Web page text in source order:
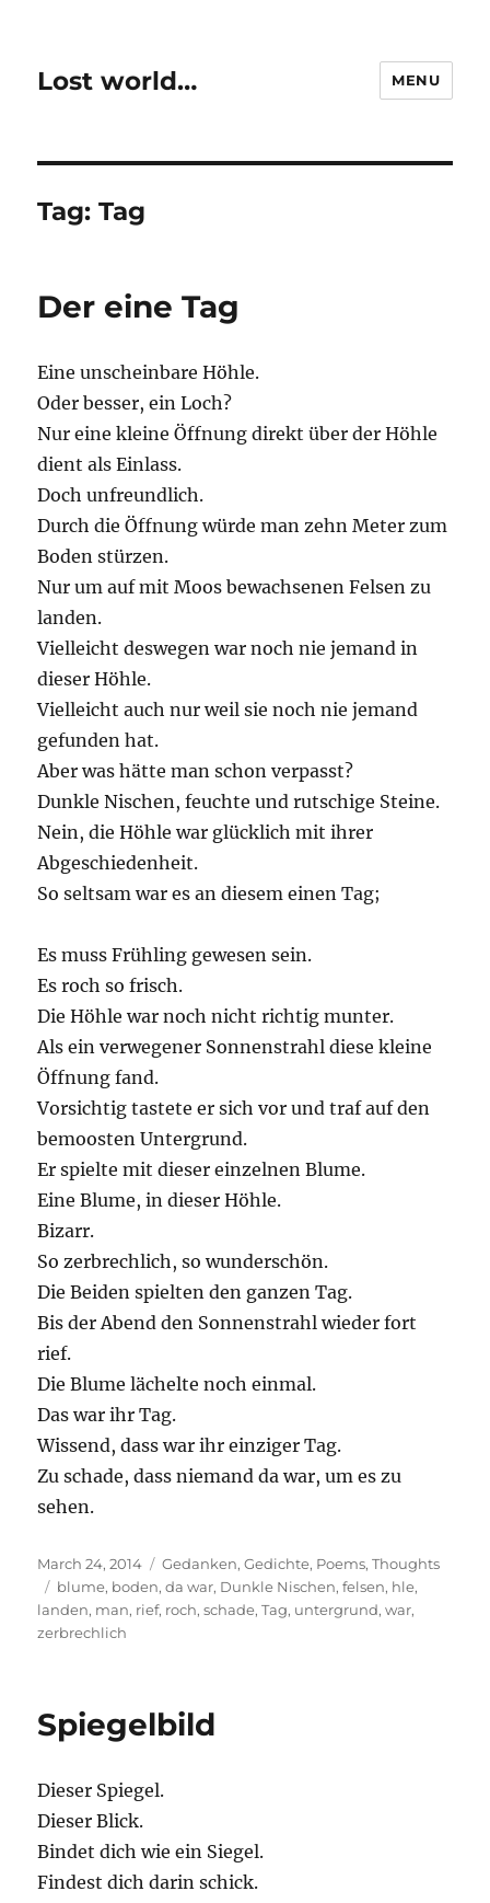
Lost world… MENU
Tag:Tag
Der eine Tag
Eine unscheinbare Höhle.
Oder besser, ein Loch?
Nur eine kleine Öffnung direkt über der Höhle
dient als Einlass.
Doch unfreundlich.
Durch die Öffnung würde man zehn Meter zum
Boden stürzen.
Nur um auf mit Moos bewachsenen Felsen zu
landen.
Vielleicht deswegen war noch nie jemand in
dieser Höhle.
Vielleicht auch nur weil sie noch nie jemand
gefunden hat.
Aber was hätte man schon verpasst?
Dunkle Nischen, feuchte und rutschige Steine.
Nein, die Höhle war glücklich mit ihrer
Abgeschiedenheit.
So seltsam war es an diesem einen Tag;
Es muss Frühling gewesen sein.
Es roch so frisch.
Die Höhle war noch nicht richtig munter.
Als ein verwegener Sonnenstrahl diese kleine
Öffnung fand.
Vorsichtig tastete er sich vor und traf auf den
bemoosten Untergrund.
Er spielte mit dieser einzelnen Blume.
Eine Blume, in dieser Höhle.
Bizarr.
So zerbrechlich, so wunderschön.
Die Beiden spielten den ganzen Tag.
Bis der Abend den Sonnenstrahl wieder fort
rief.
Die Blume lächelte noch einmal.
Das war ihr Tag.
Wissend, dass war ihr einziger Tag.
Zu schade, dass niemand da war, um es zu
sehen.
Posted
on
March 24, 2014 Categories
Gedanken,Gedichte, Poems,Thoughts
Tags
blume, boden,da war, Dunkle Nischen,felsen, hle,
landen, man, rief, roch,schade,Tag, untergrund,war,
zerbrechlich
Spiegelbild
Dieser Spiegel.
Dieser Blick.
Bindet dich wie ein Siegel.
Findest dich darin schick.